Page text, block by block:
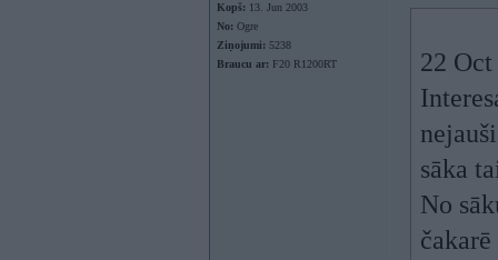
Kopš: 13. Jun 2003
No: Ogre
Ziņojumi: 5238
Braucu ar: F20 R1200RT
22
sāka
No